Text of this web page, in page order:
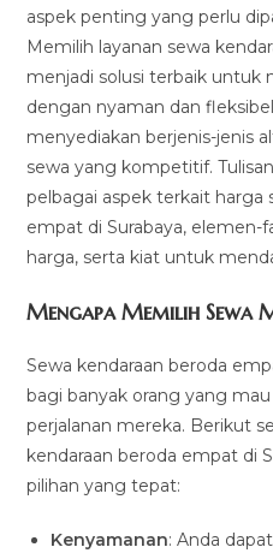
aspek penting yang perlu
Memilih layanan sewa
menjadi solusi terbaik untuk
dengan nyaman dan
menyediakan berjenis-jenis
sewa yang kompetitif.
pelbagai aspek terkait harga
empat di Surabaya,
harga, serta kiat untuk
Mengapa Memilih Sewa
Sewa kendaraan beroda
bagi banyak orang yang
perjalanan mereka. Berikut
kendaraan beroda empat di
pilihan yang tepat:
Kenyamanan: Anda